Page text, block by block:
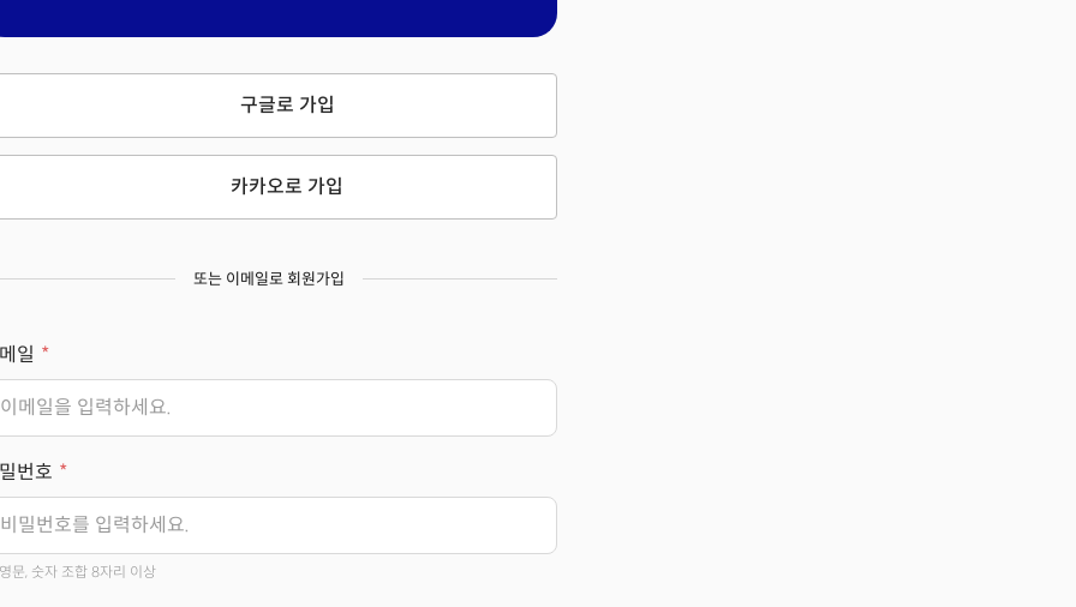
구글로 가입
카카오로 가입
또는 이메일로 회원가입
일
번호
영문, 숫자 조합 8자리 이상